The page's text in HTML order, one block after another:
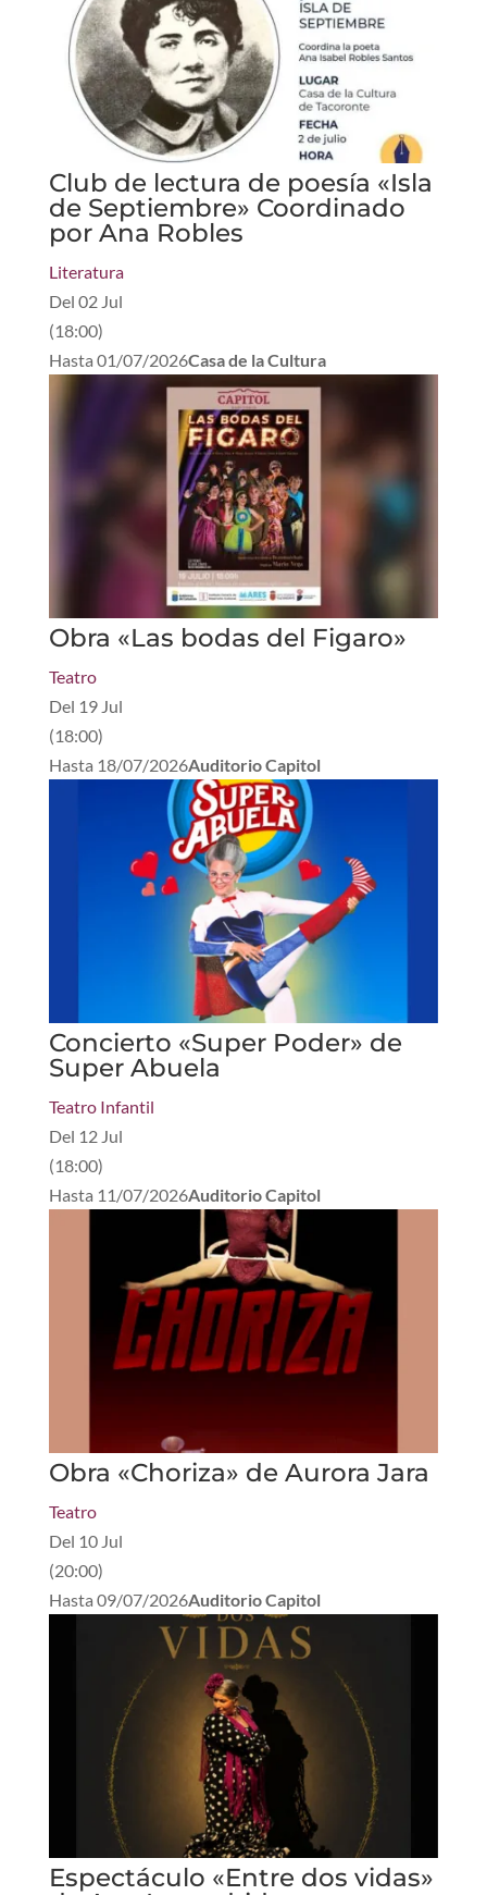
Club de lectura de poesía «Isla
de Septiembre» Coordinado
por Ana Robles
Literatura
Del 02 Jul
(18:00)
Hasta 01/07/2026Casa de la Cultura
Obra «Las bodas del Figaro»
Teatro
Del 19 Jul
(18:00)
Hasta 18/07/2026Auditorio Capitol
Concierto «Super Poder» de
Super Abuela
Teatro Infantil
Del 12 Jul
(18:00)
Hasta 11/07/2026Auditorio Capitol
Obra «Choriza» de Aurora Jara
Teatro
Del 10 Jul
(20:00)
Hasta 09/07/2026Auditorio Capitol
Espectáculo «Entre dos vidas»